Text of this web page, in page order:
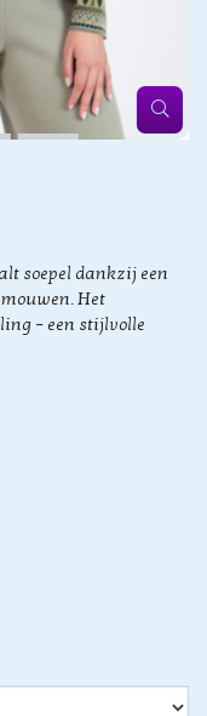
soepel dankzij een
Het
– een stijlvolle